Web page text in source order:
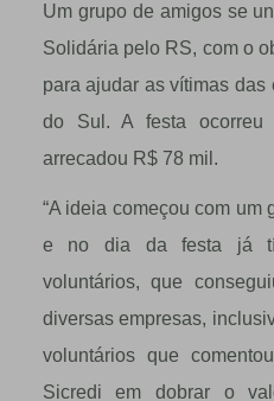
Um grupo de amigos se
Solidária pelo RS, com o
para ajudar as vítimas
do Sul. A festa
arrecadou R$ 78 mil.
“A ideia começou com um
e no dia da festa já
voluntários, que
diversas empresas,
voluntários que
Sicredi em dobrar o